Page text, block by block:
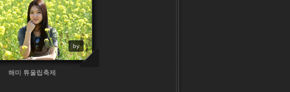
by
해미 튜울립축제